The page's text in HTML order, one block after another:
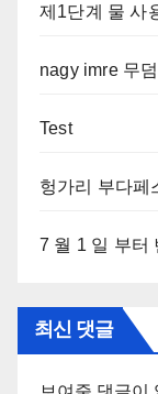
제1단계 물 사
nagy imre 무덤
Test
헝가리 부다페
7 월 1 일 부터
최신 댓글